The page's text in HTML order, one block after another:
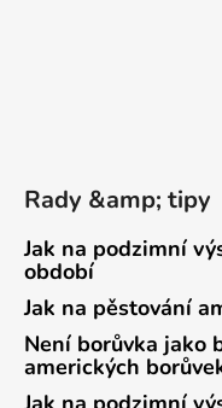
Rady &amp; tipy
Jak na podzimní
období
Jak na pěstování
Není borůvka jako
amerických